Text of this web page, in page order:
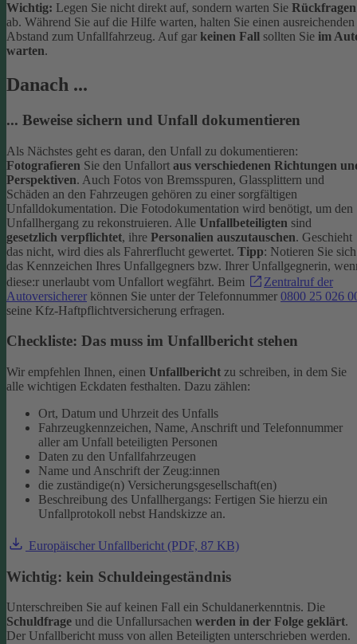
Wichtig: Legen Sie nicht direkt auf, sondern warten Sie Rückfragen
ab. Während Sie auf die Hilfe warten, halten Sie einen ausreichenden
Abstand zum Unfallfahrzeug. Auf gar keinen Fall sollten Sie im
warten.
Danach ...
... Beweise sichern und Unfall dokumentieren
Als Nächstes geht es daran, den Unfall zu dokumentieren:
Fotografieren Sie den Unfallort aus verschiedenen Richtungen
Perspektiven. Auch Fotos von Bremsspuren, Glassplittern und
Schäden an den Fahrzeugen gehören zu einer sorgfältigen
Unfalldokumentation. Die Fotodokumentation wird benötigt, um den
Unfallhergang zu rekonstruieren. Alle Unfallbeteiligten sind
gesetzlich verpflichtet, ihre Personalien auszutauschen. Geschieht
das nicht, wird dies als Fahrerflucht gewertet. Tipp: Notieren Sie sich
das Kennzeichen Ihres Unfallgegners bzw. Ihrer Unfallgegnerin,
diese:r unerlaubt vom Unfallort wegfährt. Beim
Zentralruf der
Autoversicherer können Sie unter der Telefonnummer 0800 25 026
seine Kfz-Haftpflichtversicherung erfragen.
Checkliste: Das muss im Unfallbericht stehen
Wir empfehlen Ihnen, einen Unfallbericht zu schreiben, in dem Sie
alle wichtigen Eckdaten festhalten. Dazu zählen:
Ort, Datum und Uhrzeit des Unfalls
Fahrzeugkennzeichen, Name, Anschrift und Telefonnummer
aller am Unfall beteiligten Personen
Daten zu den Unfallfahrzeugen
Name und Anschrift der Zeug:innen
die zuständige(n) Versicherungsgesellschaft(en)
Beschreibung des Unfallhergangs: Fertigen Sie hierzu ein
Unfallprotokoll nebst Handskizze an.
Europäischer Unfallbericht (PDF, 87 KB)
Wichtig: kein Schuldeingeständnis
Unterschreiben Sie auf keinen Fall ein Schuldanerkenntnis. Die
Schuldfrage und die Unfallursachen werden in der Folge geklärt.
Der Unfallbericht muss von allen Beteiligten unterschrieben werden.